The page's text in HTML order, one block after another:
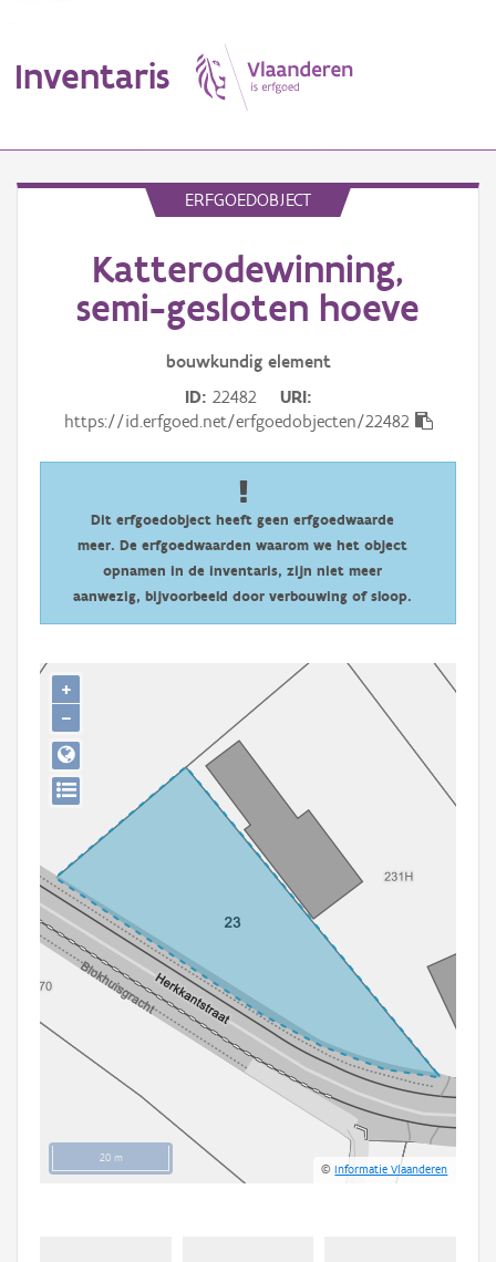
Inventaris
Erfgoedobject
Aanduidingsobject
Gebeurtenis
Downloads
Hergebruik
ERFGOEDOBJECT
Katterodewinning,
semi-gesloten hoeve
bouwkundig element
ID 22482
URI
https://id.erfgoed.net/erfgoedobjecten/22482
Dit erfgoedobject heeft geen erfgoedwaarde
meer. De erfgoedwaarden waarom we het object
opnamen in de inventaris, zijn niet meer
aanwezig, bijvoorbeeld door verbouwing of sloop.
20 m
©Informatie Vlaanderen
+
−